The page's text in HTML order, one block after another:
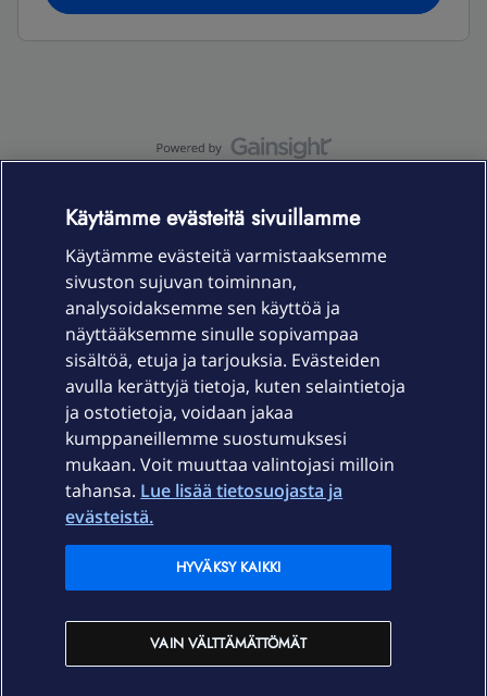
Laitteet & liittymät
Palvelut
Ajankohtaista
Elisa Oyj
In English
Käytämme evästeitä sivuillamme
Käytämme evästeitä varmistaaksemme
sivuston sujuvan toiminnan,
analysoidaksemme sen käyttöä ja
näyttääksemme sinulle sopivampaa
sisältöä, etuja ja tarjouksia. Evästeiden
avulla kerättyjä tietoja, kuten selaintietoja
ja ostotietoja, voidaan jakaa
kumppaneillemme suostumuksesi
mukaan. Voit muuttaa valintojasi milloin
tahansa. Lue lisää tietosuojasta ja
evästeistä.
VAIN VÄLTTÄMÄTTÖMÄT
HYVÄKSY KAIKKI